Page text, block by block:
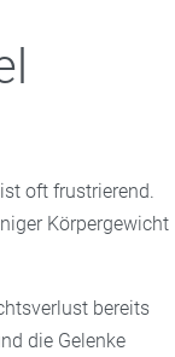
oft frustrierend.
Körpergewicht
bereits
die Gelenke